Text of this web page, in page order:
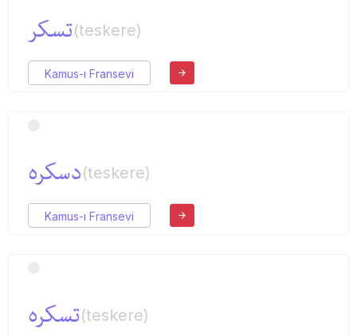
تسكر(teskere)
Kamus-ı Fransevi
دسكره(teskere)
Kamus-ı Fransevi
تسكره(teskere)